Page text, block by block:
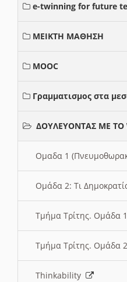
e-twinning for future
ΜΕΙΚΤΗ ΜΑΘΗΣΗ
MOOC
Γραμματισμος στα
ΔΟΥΛΕΥΟΝΤΑΣ ΜΕ ΤΟ
Ομαδα 1
Ομάδα 2: Τι
Τμήμα Τρίτης. Ομάδα
Τμήμα Τρίτης. Ομάδα
Thinkability